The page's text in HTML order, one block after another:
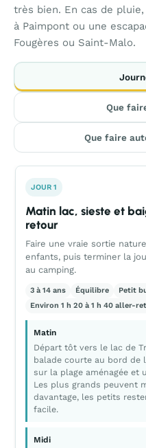
très bien. En cas de
à Paimpont ou une
Fougères ou Saint-Malo.
Que
Que faire
JOUR 1
Matin lac, sieste et
retour
Faire une vraie sortie
enfants, puis terminer la
au camping.
3 à 14 ans Équilibre
Petit
Environ 1 h 20 à 1 h 40 aller-
Matin
Départ tôt vers le lac de
balade courte au bord de
sur la plage aménagée et
Les plus grands peuvent
davantage, les petits
facile.
Midi